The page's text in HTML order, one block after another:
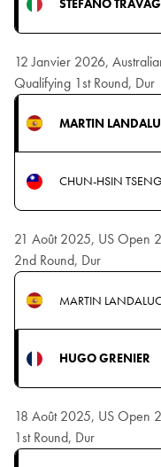
STEFANO
12 Janvier 2026,
Qualifying 1st Round, Dur
MARTIN
CHUN-HSIN TSENG
21 Août 2025, US Open
2nd Round, Dur
MARTIN
HUGO GRENIER
18 Août 2025, US Open
1st Round, Dur